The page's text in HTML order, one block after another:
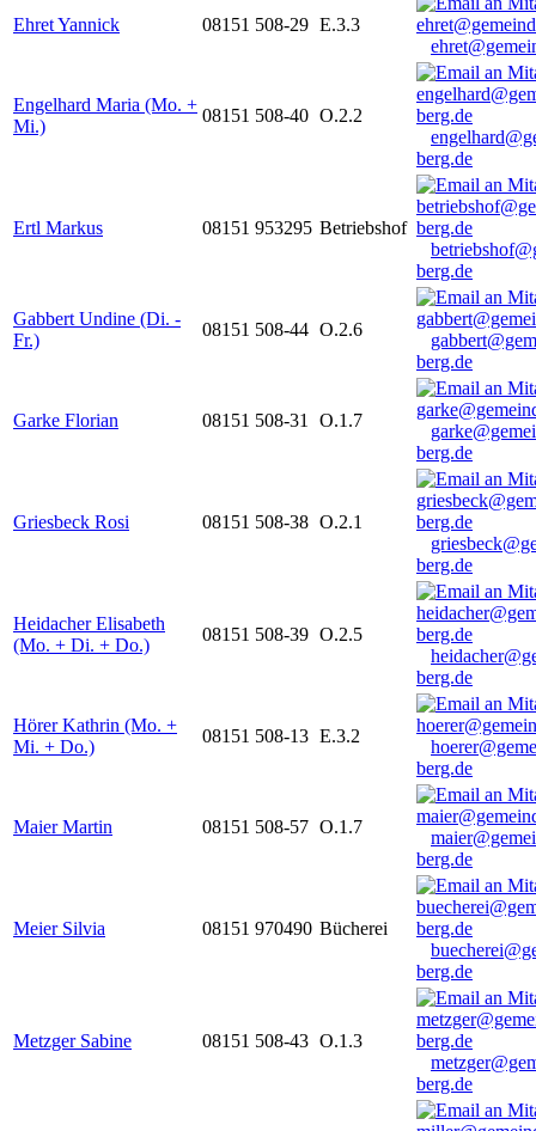
Ehret Yannick 08151 508-29 E.3.3
Engelhard Maria (Mo. +
Mi.)
08151 508-40 O.2.2
berg.de
Ertl Markus 08151 953295 Betriebshof
berg.de
Gabbert Undine (Di. -
Fr.)
08151 508-44 O.2.6
berg.de
Garke Florian 08151 508-31 O.1.7
berg.de
Griesbeck Rosi 08151 508-38 O.2.1
berg.de
Heidacher Elisabeth
(Mo. + Di. + Do.)
08151 508-39 O.2.5
berg.de
Hörer Kathrin (Mo. +
Mi. + Do.)
08151 508-13 E.3.2
berg.de
Maier Martin 08151 508-57 O.1.7
berg.de
Meier Silvia 08151 970490 Bücherei
berg.de
Metzger Sabine 08151 508-43 O.1.3
berg.de